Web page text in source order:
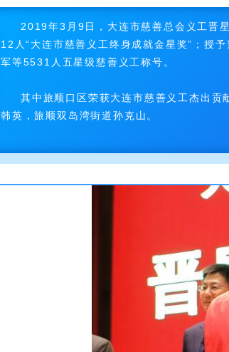
2019年3月9日，大连市慈善总会义工晋
12人“大连市慈善义工终身成就金星奖”；授
军等5531人五星级慈善义工称号。
其中旅顺口区荣获大连市慈善义工杰出
韩英，旅顺双岛湾街道孙克山。